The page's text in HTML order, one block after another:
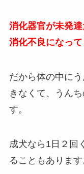
消化器官が未発
消化不良になって
だから体の中に
きなくて、うん
す。
成犬なら1日２回
ることもあります